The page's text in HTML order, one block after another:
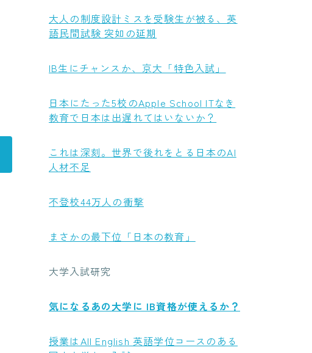
大人の制度設計ミスを受験生が被る、英
語民間試験 突如の延期
IB生にチャンスか、京大「特色入試」
日本にたった5校のApple School ITなき
教育で日本は出遅れてはいないか？
これは深刻。世界で後れをとる日本のAI
人材不足
不登校44万人の衝撃
まさかの最下位「日本の教育」
大学入試研究
気になるあの大学に IB資格が使えるか？
授業はAll English 英語学位コースのある